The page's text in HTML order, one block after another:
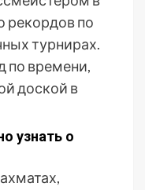
рекордов по
турнирах.
по времени,
доской в
узнать о